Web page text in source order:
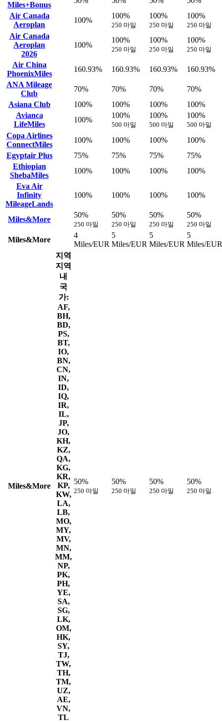
Miles+Bonus
Air Canada
Aeroplan
100%
100%
250 마일
100%
250 마일
100%
250 마일
Air Canada
Aeroplan
2026
100%
100%
250 마일
100%
250 마일
100%
250 마일
Air China
PhoenixMiles
160.93% 160.93% 160.93%
160.93%
ANA Mileage
Club
70% 70% 70%
70%
Asiana Club
100% 100% 100%
100%
Avianca
LifeMiles
100%
100%
500 마일
100%
500 마일
100%
500 마일
Copa Airlines
ConnectMiles
100% 100% 100%
100%
Egyptair Plus
75% 75% 75%
75%
Ethiopian
ShebaMiles
100% 100% 100%
100%
Eva Air
Infinity
MileageLands
100% 100% 100% 100%
Miles&More
50%
250 마일
50%
250 마일
50%
250 마일
50%
250 마일
Miles&More
4
Miles/EUR
5
Miles/EUR
5
Miles/EUR
5
Miles/EUR
Miles&More
지역
지역
내
국
가:
AF,
BH,
BD,
PS,
BT,
IO,
BN,
CN,
IN,
ID,
IQ,
IR,
IL,
JP,
JO,
KH,
KZ,
QA,
KG,
KR,
KP,
KW,
LA,
LB,
MO,
MY,
MV,
MN,
MM,
NP,
PK,
PH,
YE,
SA,
SG,
LK,
OM,
HK,
SY,
TJ,
TW,
TH,
TM,
UZ,
AE,
VN,
TL
50%
250 마일
50%
250 마일
50%
250 마일
50%
250 마일